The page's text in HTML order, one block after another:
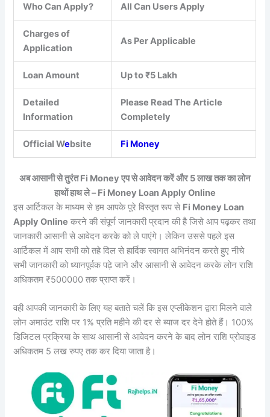
Who Can Apply? All Can Users Apply
Charges of
Application
As Per Applicable
Loan Amount Up to ₹5 Lakh
Detailed
Information
Please Read The Article
Completely
Official Website Fi Money
अब आसानी से तुरंत Fi Money एप से आवेदन करें और 5 लाख तक का लोन
हाथों हाथ ले – Fi Money Loan Apply Online
इस आर्टिकल के माध्यम से हम आपके पूरे विस्तृत रूप से Fi Money Loan
Apply Online करने की संपूर्ण जानकारी प्रदान की है जिसे आप पढ़कर तथा
जानकारी आसानी से आवेदन करके को ले पाएंगे। लेकिन उससे पहले इस
आर्टिकल में आप सभी को तहे दिल से हार्दिक स्वागत अभिनंदन करते हुए नीचे
सभी जानकारी को ध्यानपूर्वक पढ़े जाने और आसानी से आवेदन करके लोन राशि
अधिकतम ₹500000 तक प्राप्त करें।
वही आपकी जानकारी के लिए यह बताते चलें कि इस एप्लीकेशन द्वारा मिलने वाले
लोन अमाउंट राशि पर 1% प्रति महीने की दर से ब्याज दर देने होते हैं। 100%
डिजिटल प्रक्रिया के साथ आसानी से आवेदन करने के बाद लोन राशि प्रोवाइड
अधिकतम 5 लख रुपए तक कर दिया जाता है।